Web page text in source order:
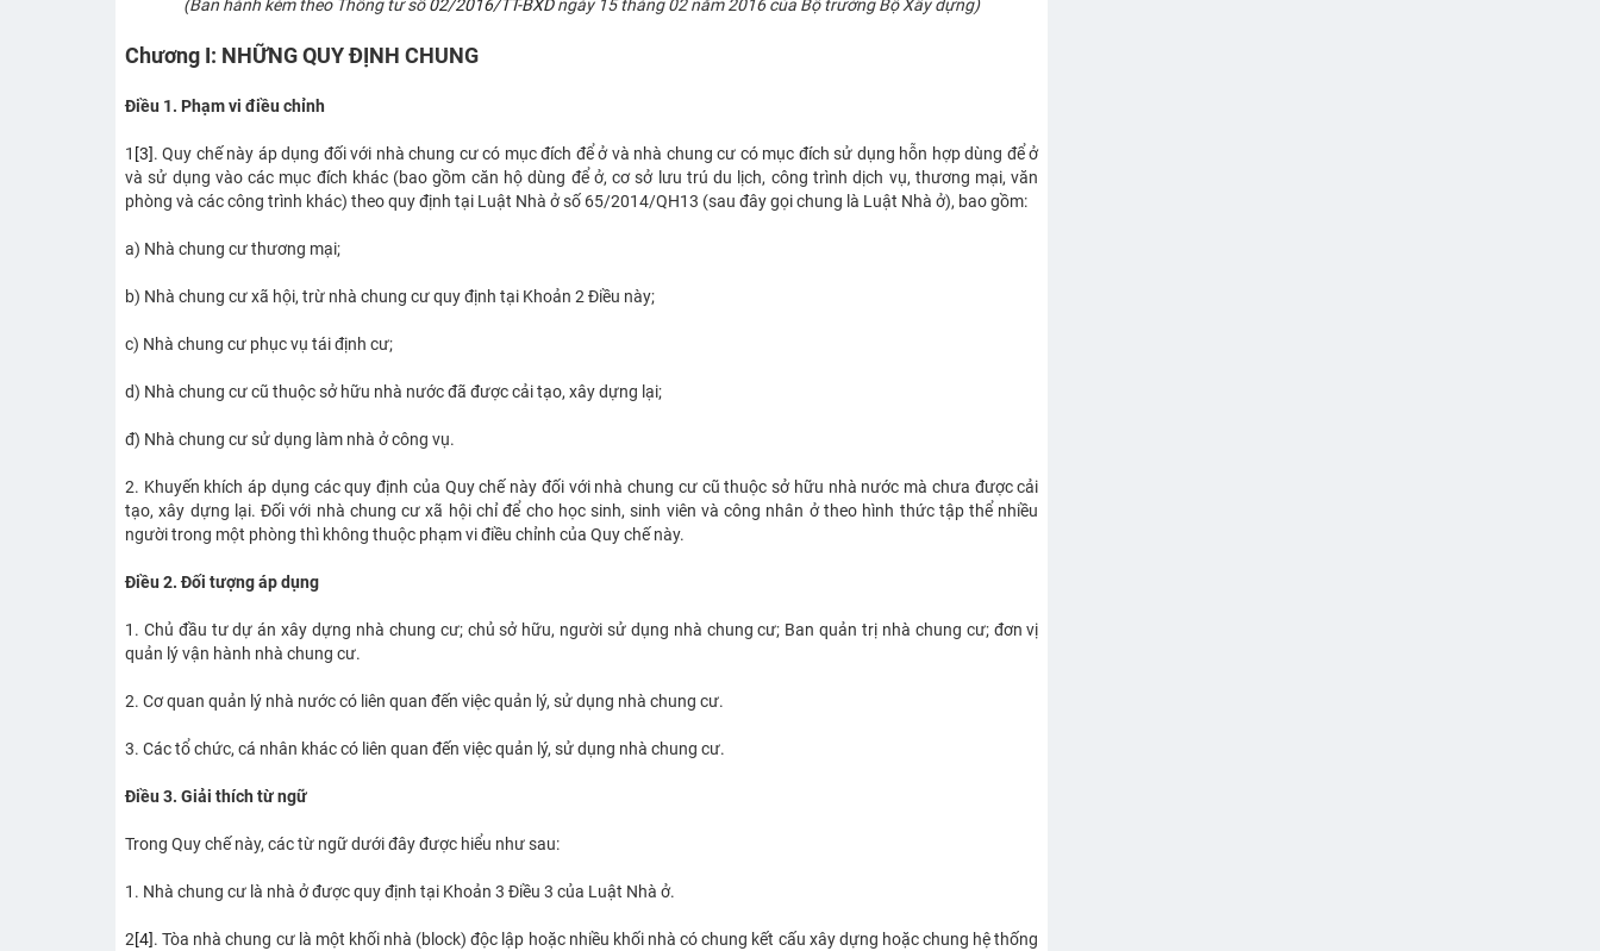
(Ban hành kèm theo Thông tư số02/2016/TT-BXDngày 15 tháng 02 năm 2016 của Bộ trưởng Bộ Xây dựng)
Chương I: NHỮNG QUY ĐỊNH CHUNG
Điều 1. Phạm vi điều chỉnh
1 [3]. Quy chế này áp dụng đối với nhà chung cư có mục đích để ở và nhà chung cư có mục đích sử dụng hỗn hợp dùng để ở
và sử dụng vào các mục đích khác (bao gồm căn hộ dùng để ở, cơ sở lưu trú du lịch, công trình dịch vụ, thương mại, văn
phòng và các công trình khác) theo quy định tại Luật Nhà ở số 65/2014/QH13 (sau đây gọi chung là Luật Nhà ở), bao gồm:
a) Nhà chung cư thương mại;
b) Nhà chung cư xã hội, trừ nhà chung cư quy định tại Khoản 2 Điều này;
c) Nhà chung cư phục vụ tái định cư;
d) Nhà chung cư cũ thuộc sở hữu nhà nước đã được cải tạo, xây dựng lại;
đ) Nhà chung cư sử dụng làm nhà ở công vụ.
2. Khuyến khích áp dụng các quy định của Quy chế này đối với nhà chung cư cũ thuộc sở hữu nhà nước mà chưa được cải
tạo, xây dựng lại. Đối với nhà chung cư xã hội chỉ để cho học sinh, sinh viên và công nhân ở theo hình thức tập thể nhiều
người trong một phòng thì không thuộc phạm vi điều chỉnh của Quy chế này.
Điều 2. Đối tượng áp dụng
1. Chủ đầu tư dự án xây dựng nhà chung cư; chủ sở hữu, người sử dụng nhà chung cư; Ban quản trị nhà chung cư; đơn vị
quản lý vận hành nhà chung cư.
2. Cơ quan quản lý nhà nước có liên quan đến việc quản lý, sử dụng nhà chung cư.
3. Các tổ chức, cá nhân khác có liên quan đến việc quản lý, sử dụng nhà chung cư.
Điều 3. Giải thích từ ngữ
Trong Quy chế này, các từ ngữ dưới đây được hiểu như sau:
1. Nhà chung cư là nhà ở được quy định tại Khoản 3 Điều 3 của Luật Nhà ở.
2[4]. Tòa nhà chung cư là một khối nhà (block) độc lập hoặc nhiều khối nhà có chung kết cấu xây dựng hoặc chung hệ thống